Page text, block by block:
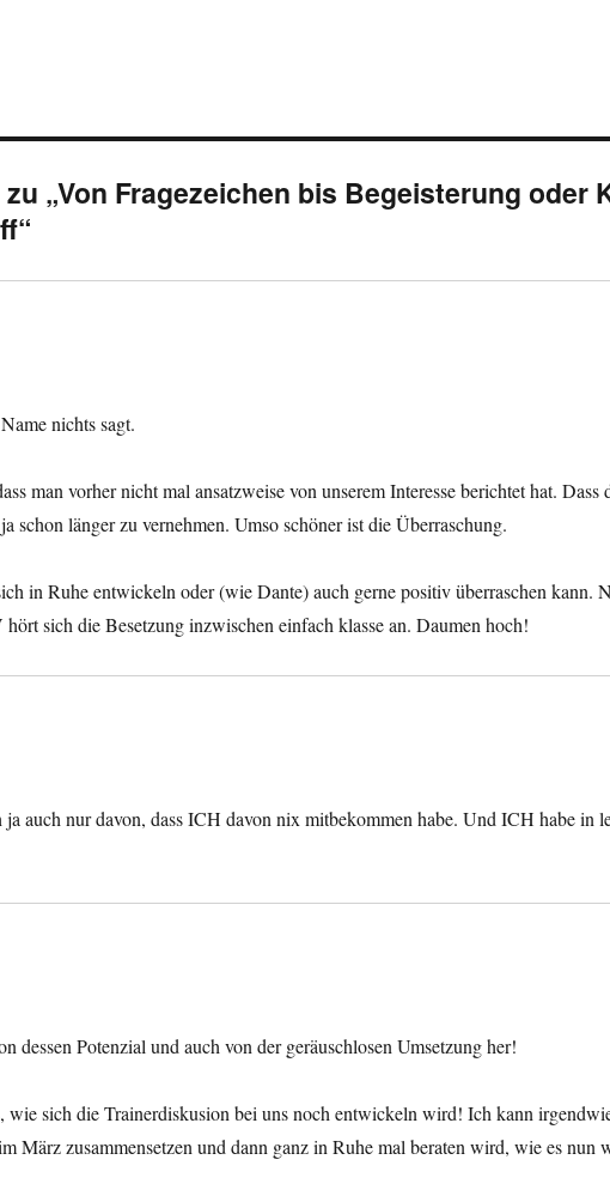
„Von Fragezeichen bis Begeisterung oder
nichts sagt.
man vorher nicht mal ansatzweise von unserem Interesse berichtet hat. Dass
schon länger zu vernehmen. Umso schöner ist die Überraschung.
in Ruhe entwickeln oder (wie Dante) auch gerne positiv überraschen kann.
sich die Besetzung inzwischen einfach klasse an. Daumen hoch!
ja auch nur davon, dass ICH davon nix mitbekommen habe. Und ICH habe in
dessen Potenzial und auch von der geräuschlosen Umsetzung her!
wie sich die Trainerdiskusion bei uns noch entwickeln wird! Ich kann
März zusammensetzen und dann ganz in Ruhe mal beraten wird, wie es nun